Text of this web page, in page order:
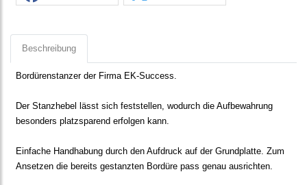
Beschreibung
Bordürenstanzer der Firma EK-Success.
Der Stanzhebel lässt sich feststellen, wodurch die Aufbewahrung
besonders platzsparend erfolgen kann.
Einfache Handhabung durch den Aufdruck auf der Grundplatte. Zum
Ansetzen die bereits gestanzten Bordüre pass genau ausrichten.